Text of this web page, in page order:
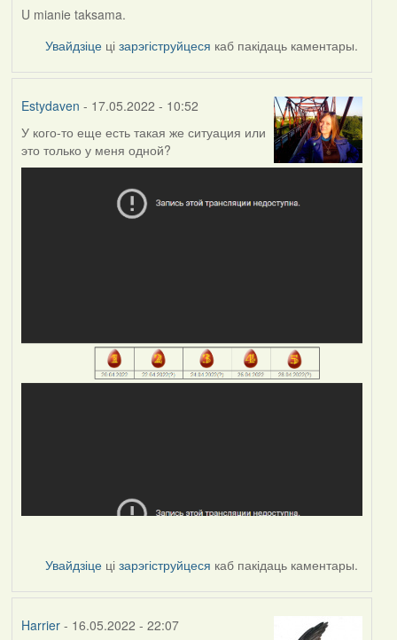
U mianie taksama.
Увайдзіце цізарэгіструйцеся каб пакідаць каментары.
Estydaven - 17.05.2022 - 10:52
У кого-то еще есть такая же ситуация или
это только у меня одной?
Увайдзіце цізарэгіструйцеся каб пакідаць каментары.
Harrier- 16.05.2022 - 22:07